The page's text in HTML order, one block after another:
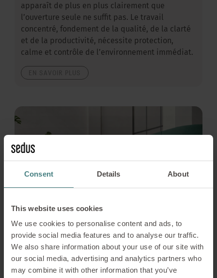
Consent Details About
This website uses cookies
We use cookies to personalise content and ads, to
provide social media features and to analyse our traffic.
We also share information about your use of our site with
our social media, advertising and analytics partners who
may combine it with other information that you’ve
apparaît de plus en plus clairement que
l’ouverture seule ne suffit pas. Le travail
concentré, fondement de la qualité, de la clarté
et de la productivité, nécessite protection,
calme et contrôle de l’environnement immédiat.